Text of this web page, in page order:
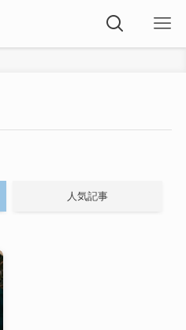
人気記事